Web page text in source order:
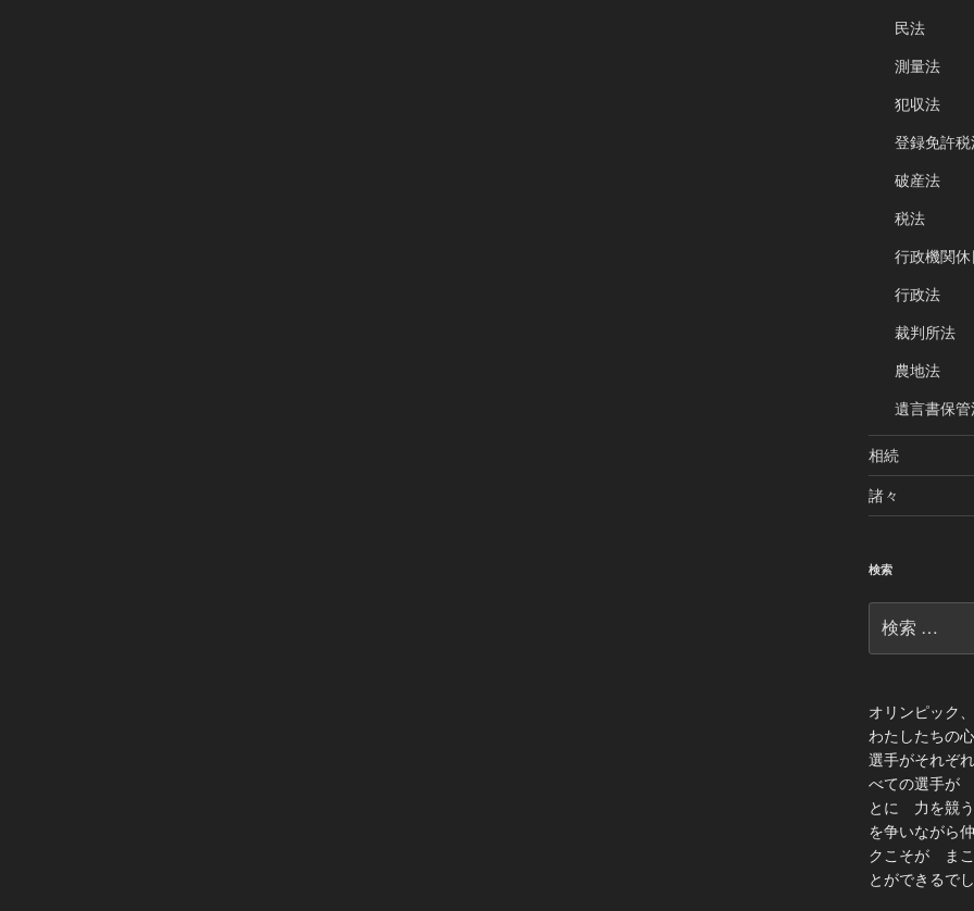
民法
測量法
犯収法
登録免許税
破産法
税法
行政機関休
行政法
裁判所法
農地法
遺言書保管
相続
諸々
検索
索:
オリンピック
わたしたちの
選手がそれぞ
べての選手が
とに 力を競う
を争いながら
クこそが まこ
とができるで